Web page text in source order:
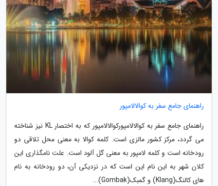
راهنمای جامع سفر به کوالالامپور
راهنمای جامع سفر به کوالالامپورکوالالامپور که به اختصار KL نیز شناخته
می گردد، مرکز کشور مالزی است. کلمه کوالا به معنی محل تلاقی دو
رودخانه است و کلمه لامپور به معنی گل آلود است. علت نامگذاری این
کلان شهر به این نام این است که در نزدیکی آن، دو رودخانه به نام
های کالنگ(Klang) و گمبک(Gombak)...